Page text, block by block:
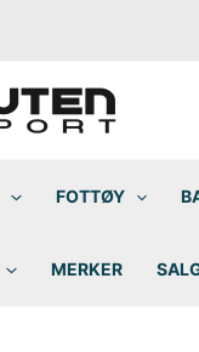
FOTTØY
MERKER